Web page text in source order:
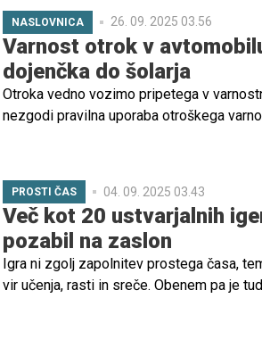
storiti ob zamašenem nosku ... Strah, da
NASLOVNICA 26. 09. 2025 03.56
Varnost otrok v
dojenčka do šolarja
Otroka vedno vozimo pripetega v
nezgodi pravilna uporaba otroškega
PROSTI ČAS 04. 09. 2025 03.43
Več kot 20 ustvarjalnih
pozabil na zaslon
Igra ni zgolj zapolnitev prostega časa,
vir učenja, rasti in sreče. Obenem pa je